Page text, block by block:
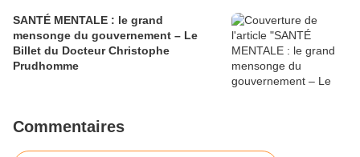
SANTÉ MENTALE : le grand
mensonge du gouvernement – Le
Billet du Docteur Christophe
Prudhomme
Commentaires